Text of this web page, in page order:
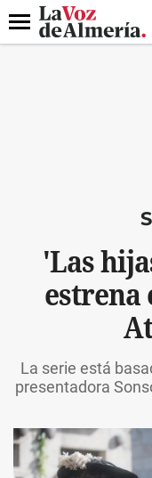
DESTACADO
Menú
'Las
estrena
La serie está
presentadora